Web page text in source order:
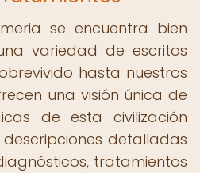
se encuentra bien
variedad de escritos
hasta nuestros
una visión única de
de esta civilización
detalladas
tratamientos